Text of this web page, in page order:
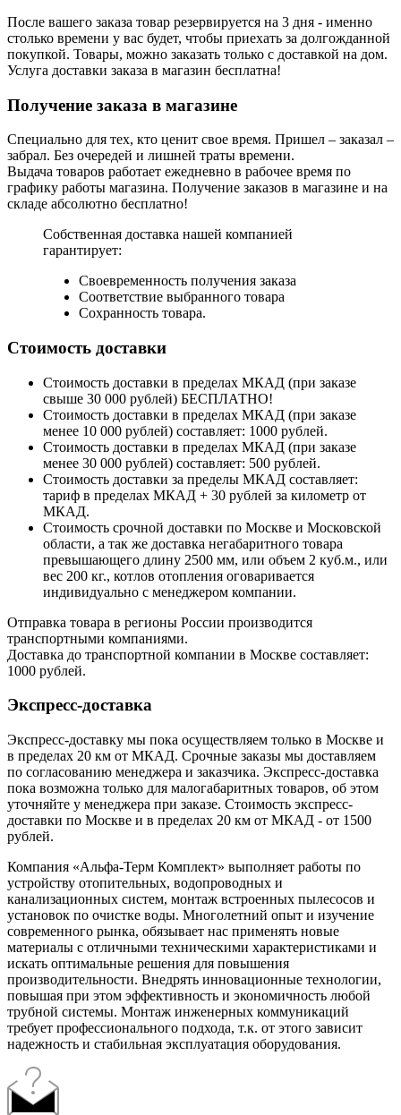
После вашего заказа товар резервируется на 3 дня - именно
столько времени у вас будет, чтобы приехать за долгожданной
покупкой. Товары, можно заказать только с доставкой на дом.
Услуга доставки заказа в магазин бесплатна!
Получение заказа в магазине
Специально для тех, кто ценит свое время. Пришел – заказал –
забрал. Без очередей и лишней траты времени.
Выдача товаров работает ежедневно в рабочее время по
графику работы магазина. Получение заказов в магазине и на
складе абсолютно бесплатно!
Собственная доставка нашей компанией
гарантирует:
Своевременность получения заказа
Соответствие выбранного товара
Сохранность товара.
Стоимость доставки
Стоимость доставки в пределах МКАД (при заказе
свыше 30 000 рублей) БЕСПЛАТНО!
Стоимость доставки в пределах МКАД (при заказе
менее 10 000 рублей) составляет: 1000 рублей.
Стоимость доставки в пределах МКАД (при заказе
менее 30 000 рублей) составляет: 500 рублей.
Стоимость доставки за пределы МКАД составляет:
тариф в пределах МКАД + 30 рублей за километр от
МКАД.
Стоимость срочной доставки по Москве и Московской
области, а так же доставка негабаритного товара
превышающего длину 2500 мм, или объем 2 куб.м., или
вес 200 кг., котлов отопления оговаривается
индивидуально с менеджером компании.
Отправка товара в регионы России производится
транспортными компаниями.
Доставка до транспортной компании в Москве составляет:
1000 рублей.
Экспресс-доставка
Экспресс-доставку мы пока осуществляем только в Москве и
в пределах 20 км от МКАД. Срочные заказы мы доставляем
по согласованию менеджера и заказчика. Экспресс-доставка
пока возможна только для малогабаритных товаров, об этом
уточняйте у менеджера при заказе. Стоимость экспресс-
доставки по Москве и в пределах 20 км от МКАД - от 1500
рублей.
Компания «Альфа-Терм Комплект» выполняет работы по
устройству отопительных, водопроводных и
канализационных систем, монтаж встроенных пылесосов и
установок по очистке воды. Многолетний опыт и изучение
современного рынка, обязывает нас применять новые
материалы с отличными техническими характеристиками и
искать оптимальные решения для повышения
производительности. Внедрять инновационные технологии,
повышая при этом эффективность и экономичность любой
трубной системы. Монтаж инженерных коммуникаций
требует профессионального подхода, т.к. от этого зависит
надежность и стабильная эксплуатация оборудования.